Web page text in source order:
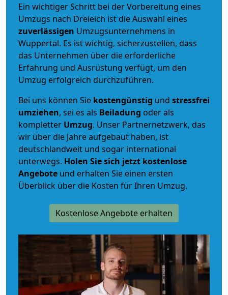
Ein wichtiger Schritt bei der Vorbereitung eines
Umzugs nach Dreieich ist die Auswahl eines
zuverlässigen Umzugsunternehmens in
Wuppertal. Es ist wichtig, sicherzustellen, dass
das Unternehmen über die erforderliche
Erfahrung und Ausrüstung verfügt, um den
Umzug erfolgreich durchzuführen.
Bei uns können Sie kostengünstig und stressfrei
umziehen, sei es als Beiladung oder als
kompletter Umzug. Unser Partnernetzwerk, das
wir über die Jahre aufgebaut haben, ist
deutschlandweit und sogar international
unterwegs. Holen Sie sich jetzt kostenlose
Angebote und erhalten Sie einen ersten
Überblick über die Kosten für Ihren Umzug.
Kostenlose Angebote erhalten